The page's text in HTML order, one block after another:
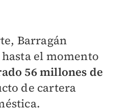
Barragán
el momento
56 millones de
de cartera